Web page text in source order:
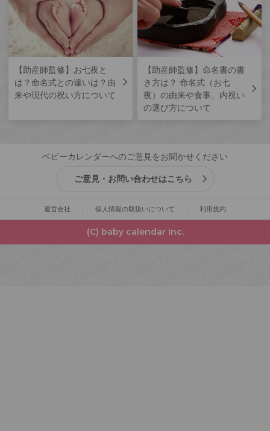
【助産師監修】お七夜と
は？命名式との違いは？由
来や現代の祝い方について
【助産師監修】命名書の書
き方は？ 命名式（お七
夜）の由来や食事、内祝い
の選び方について
ベビーカレンダーへのご意見をお聞かせください
ご意見・お問い合わせはこちら
運営会社 個人情報の取扱いについて 利用規約
(C) baby calendar Inc.